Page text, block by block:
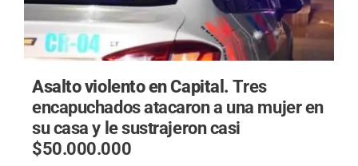
Asalto violento en Capital.Tres
encapuchados atacaron a una mujer en
su casa y le sustrajeron casi
$50.000.000